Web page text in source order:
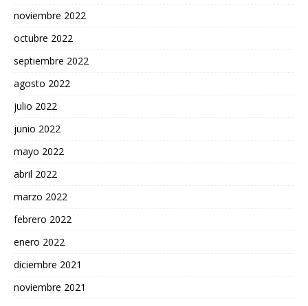
noviembre 2022
octubre 2022
septiembre 2022
agosto 2022
julio 2022
junio 2022
mayo 2022
abril 2022
marzo 2022
febrero 2022
enero 2022
diciembre 2021
noviembre 2021